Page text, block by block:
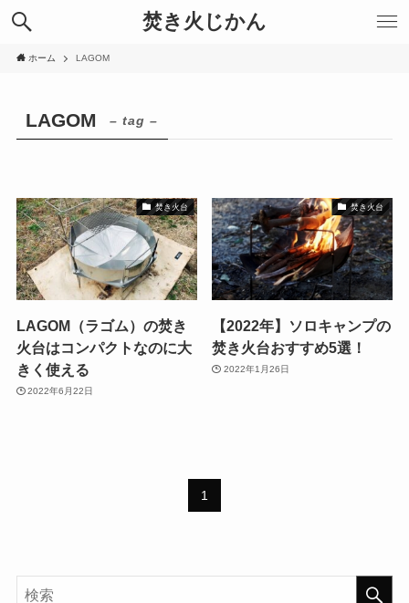
焚き火じかん
ホーム LAGOM
LAGOM – tag –
焚き火台
LAGOM（ラゴム）の焚き
火台はコンパクトなのに大
きく使える
2022年6月22日
焚き火台
【2022年】ソロキャンプの
焚き火台おすすめ5選！
2022年1月26日
1